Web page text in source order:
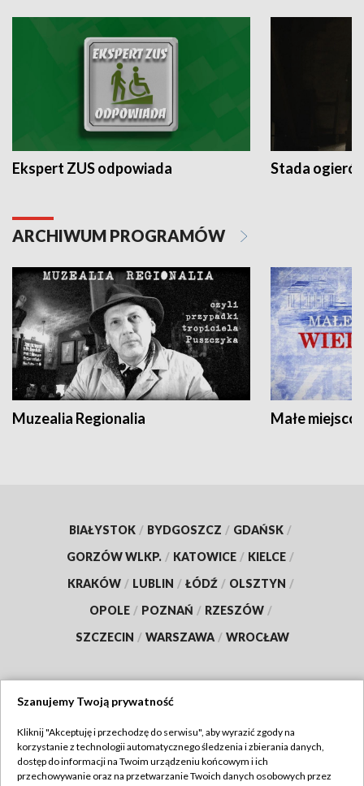
Ekspert ZUS odpowiada Stada
ARCHIWUM PROGRAMÓW
Muzealia Regionalia Małe
BIAŁYSTOK / BYDGOSZCZ / GDAŃSK /
GORZÓW WLKP. / KATOWICE / KIELCE /
KRAKÓW / LUBLIN / ŁÓDŹ / OLSZTYN /
OPOLE / POZNAŃ / RZESZÓW /
SZCZECIN / WARSZAWA / WROCŁAW
TVP
Abonament TVP
Regulamin TVP
Szanujemy Twoją prywatność
Kliknij "Akceptuję i przechodzę do serwisu", aby wyrazić zgody na
korzystanie z technologii automatycznego śledzenia i zbierania danych,
dostęp do informacji na Twoim urządzeniu końcowym i ich
przechowywanie oraz na przetwarzanie Twoich danych osobowych przez